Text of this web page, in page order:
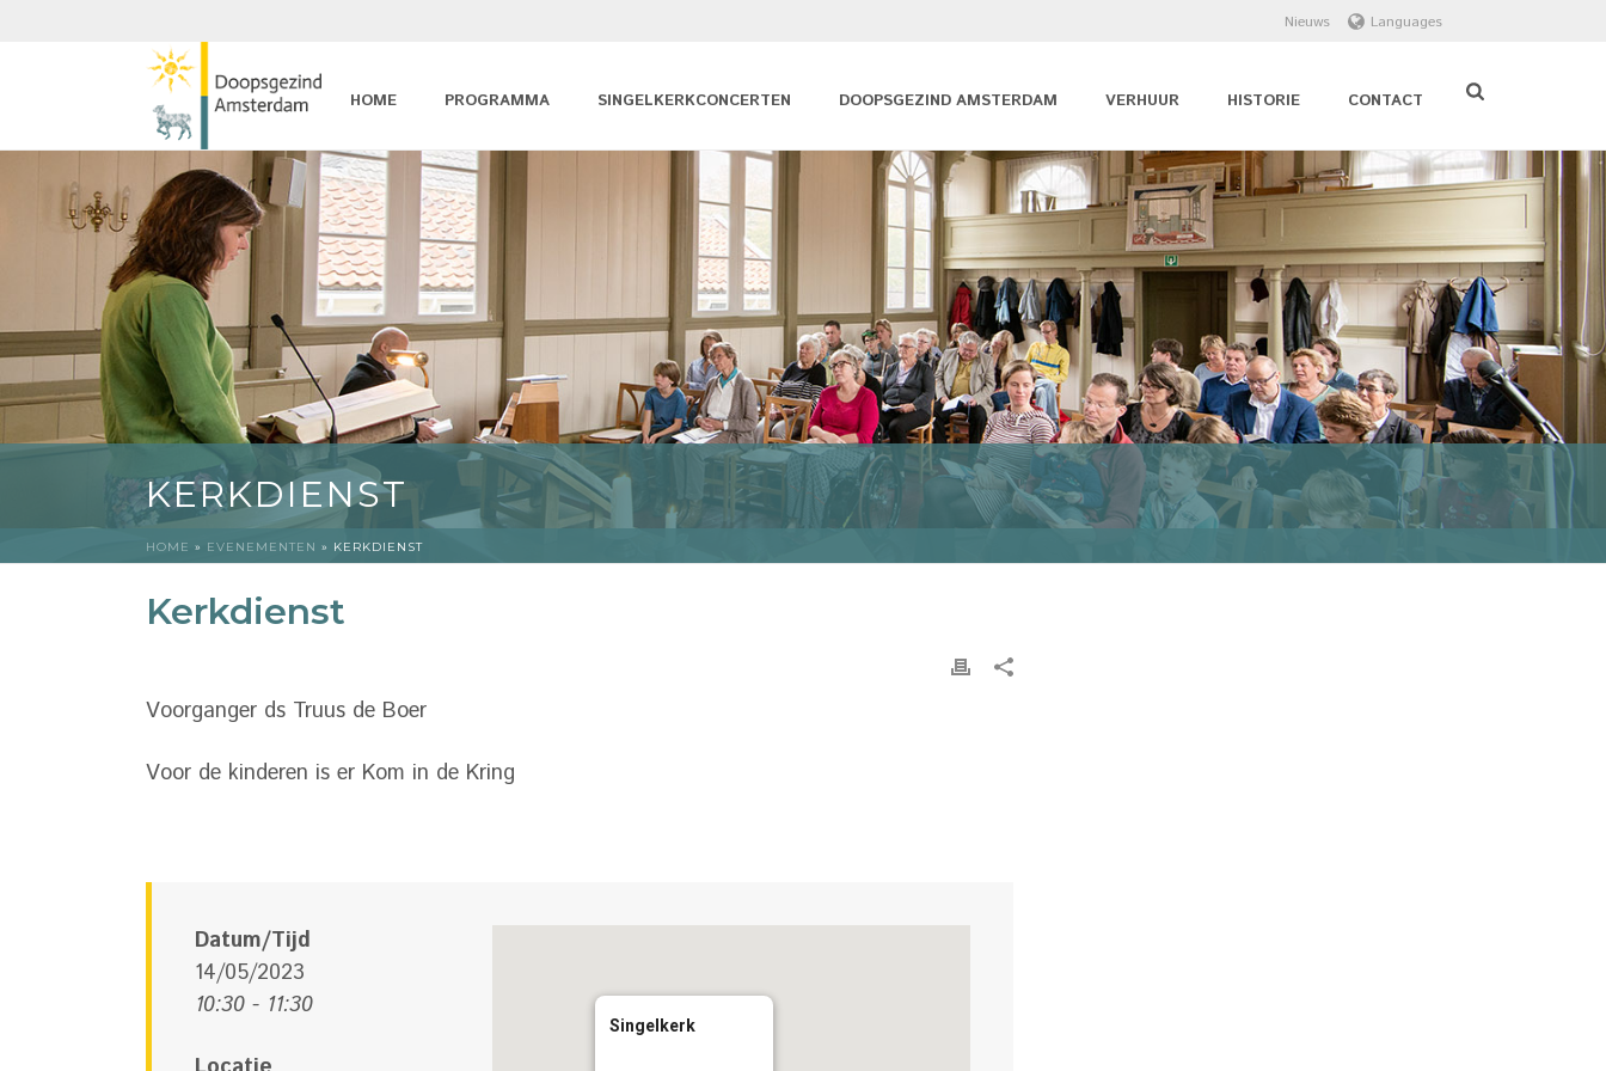
Nieuws Languages
HOME PROGRAMMA SINGELKERKCONCERTEN DOOPSGEZIND AMSTERDAM VERHUUR HISTORIE CONTACT
KERKDIENST
HOME » EVENEMENTEN » KERKDIENST
Kerkdienst
Voorganger ds Truus de Boer
Voor de kinderen is er Kom in de Kring
Singelkerk
Datum/Tijd
14/05/2023
10:30 - 11:30